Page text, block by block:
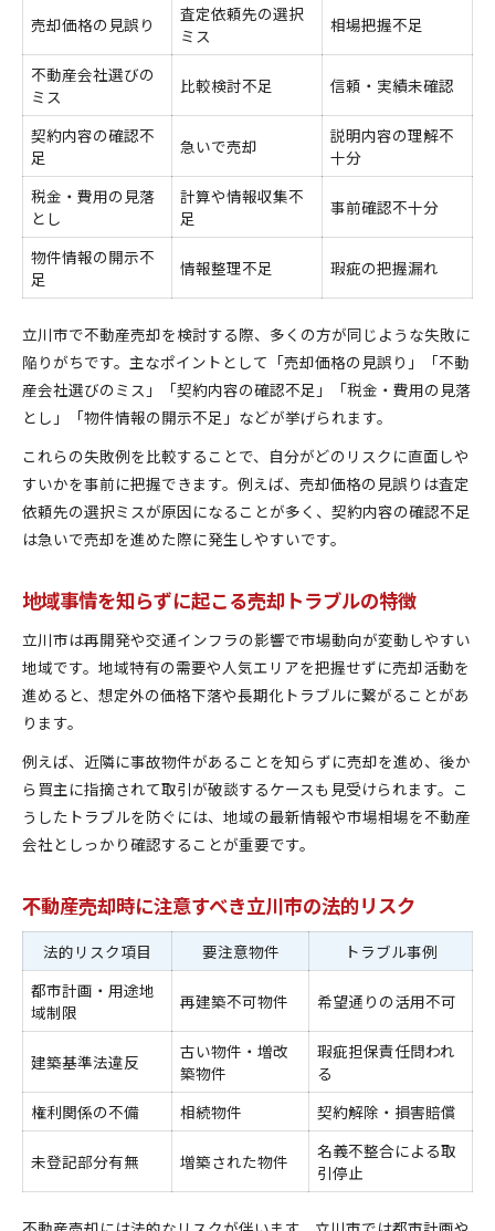
売却体験者が語る後悔しやすい判断ミス
税金や管理費で損をした失敗事例
広告不足が原因の売却失敗ストーリー
立川市特有のトラブルを回避するヒント
管理や税金の盲点が招く売却失敗とは
管理・税金面での不動産売却失敗例一覧
税金計算ミスが生む売却後の後悔
管理状態の悪化が売却価格に与える影響
見落としがちな必要経費とその対策
不動産売却で損しない管理チェックのコツ
売却価格の見誤り
査定依頼先の選択
ミス
相場把握不足
不動産会社選びの
ミス
比較検討不足 信頼・実績未確認
契約内容の確認不
足
急いで売却
説明内容の理解不
十分
税金・費用の見落
とし
計算や情報収集不
足
事前確認不十分
物件情報の開示不
足
情報整理不足 瑕疵の把握漏れ
立川市で不動産売却を検討する際、多くの方が同じような失敗に
陥りがちです。主なポイントとして「売却価格の見誤り」「不動
産会社選びのミス」「契約内容の確認不足」「税金・費用の見落
とし」「物件情報の開示不足」などが挙げられます。
これらの失敗例を比較することで、自分がどのリスクに直面しや
すいかを事前に把握できます。例えば、売却価格の見誤りは査定
依頼先の選択ミスが原因になることが多く、契約内容の確認不足
は急いで売却を進めた際に発生しやすいです。
地域事情を知らずに起こる売却トラブルの特徴
立川市は再開発や交通インフラの影響で市場動向が変動しやすい
地域です。地域特有の需要や人気エリアを把握せずに売却活動を
進めると、想定外の価格下落や長期化トラブルに繋がることがあ
ります。
例えば、近隣に事故物件があることを知らずに売却を進め、後か
ら買主に指摘されて取引が破談するケースも見受けられます。こ
うしたトラブルを防ぐには、地域の最新情報や市場相場を不動産
会社としっかり確認することが重要です。
不動産売却時に注意すべき立川市の法的リスク
法的リスク項目 要注意物件
トラブル事例
都市計画・用途地
域制限
再建築不可物件 希望通りの活用不可
建築基準法違反
古い物件・増改
築物件
瑕疵担保責任問われ
る
権利関係の不備
相続物件 契約解除・損害賠償
未登記部分有無 増築された物件
名義不整合による取
引停止